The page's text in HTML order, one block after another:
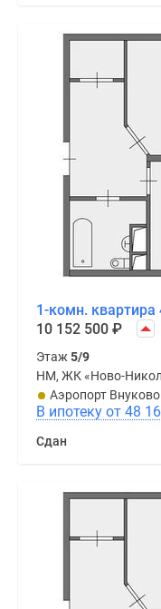
1-комн. квартира
10 152 500 ₽
Этаж 5/9
НМ, ЖК «Ново-
Аэропорт Внуково
В ипотеку от
Сдан